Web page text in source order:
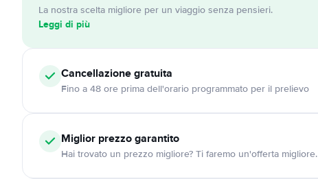
La nostra scelta migliore per un viaggio senza pensieri.
Leggi di più
Cancellazionegratuita
Fino a 48 ore prima dell'orario programmato per il prelievo
Miglior prezzo garantito
Hai trovato un prezzo migliore? Ti faremo un'offerta migliore.